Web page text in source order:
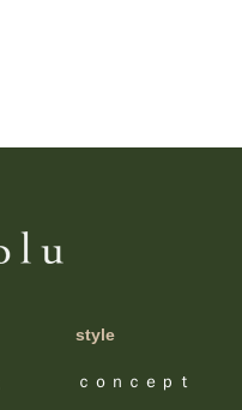
style
ｃｏｎｃｅｐｔ